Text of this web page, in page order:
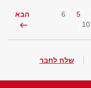
5
6
הבא
שלח לחבר